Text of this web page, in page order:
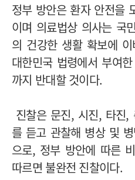
정부 방안은 환자 안전을
이며 의료법상 의사는 국
의 건강한 생활 확보에
대한민국 법령에서 부여
까지 반대할 것이다.
진찰은 문진, 시진, 타진
를 듣고 관찰해 병상 및
으로, 정부 방안에 따른
따르면 불완전 진찰이다.